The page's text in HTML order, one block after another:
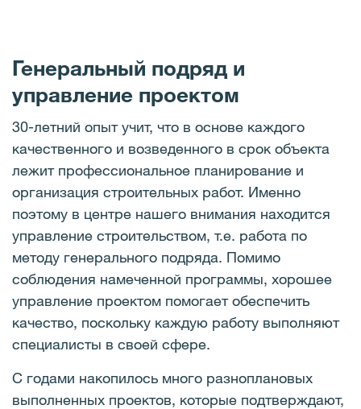
Генеральный подряд и
управление проектом
30-летний опыт учит, что в основе каждого
качественного и возведенного в срок объекта
лежит профессиональное планирование и
организация строительных работ. Именно
поэтому в центре нашего внимания находится
управление строительством, т.е. работа по
методу генерального подряда. Помимо
соблюдения намеченной программы, хорошее
управление проектом помогает обеспечить
качество, поскольку каждую работу выполняют
специалисты в своей сфере.
С годами накопилось много разноплановых
выполненных проектов, которые подтверждают,